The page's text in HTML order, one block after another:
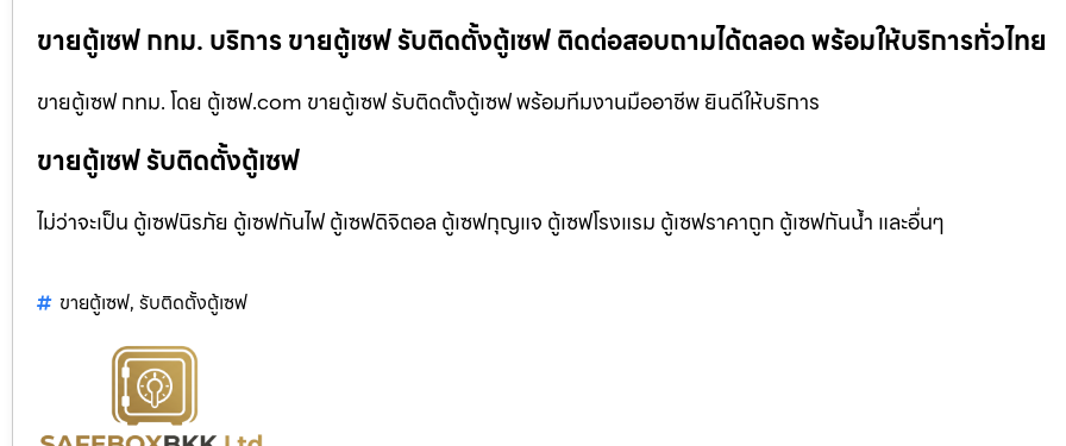
ขายตู้เซฟ กทม. บริการ ขายตู้เซฟ รับติดตั้งตู้เซฟ ติดต่อสอบถามได้ตลอด พร้อมให้บริการทั่วไทย
ขายตู้เซฟ กทม. โดย ตู้เซฟ.com ขายตู้เซฟ รับติดตั้งตู้เซฟ พร้อมทีมงานมืออาชีพ ยินดีให้บริการ
ขายตู้เซฟ รับติดตั้งตู้เซฟ
ไม่ว่าจะเป็น ตู้เซฟนิรภัย ตู้เซฟกันไฟ ตู้เซฟดิจิตอล ตู้เซฟกุญแจ ตู้เซฟโรงแรม ตู้เซฟราคาถูก ตู้เซฟกันน้ำ และอื่นๆ
ขายตู้เซฟ, รับติดตั้งตู้เซฟ